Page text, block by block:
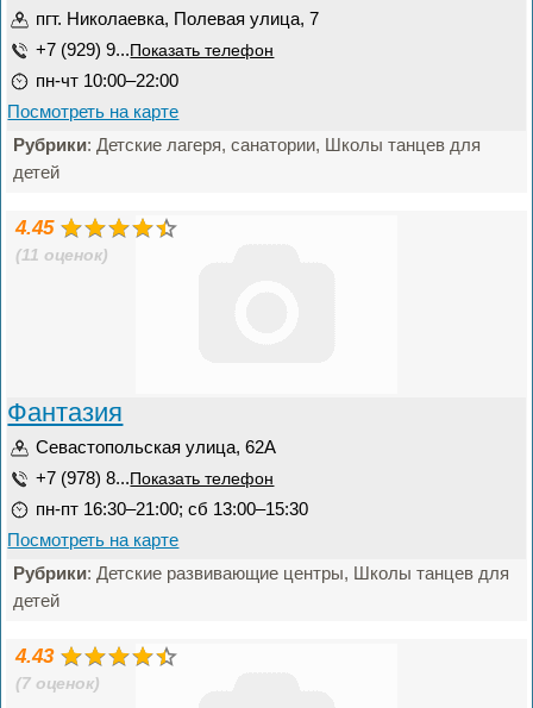
пгт. Николаевка, Полевая улица, 7
+7 (929) 9... Показать телефон
пн-чт 10:00–22:00
Посмотреть на карте
Рубрики: Детские лагеря, санатории, Школы танцев для
детей
4.45
(11 оценок)
Фантазия
Севастопольская улица, 62А
+7 (978) 8... Показать телефон
пн-пт 16:30–21:00; сб 13:00–15:30
Посмотреть на карте
Рубрики: Детские развивающие центры, Школы танцев для
детей
4.43
(7 оценок)